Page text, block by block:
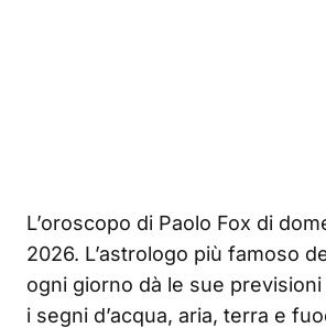
L’oroscopo di Paolo Fox di
2026. L’astrologo più famoso
ogni giorno dà le sue
i segni d’acqua, aria, terra e